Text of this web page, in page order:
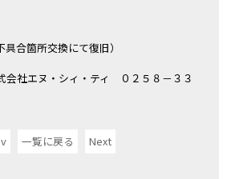
合箇所交換にて復旧）
社エヌ・シィ・ティ ０２５８－３３
一覧に戻る Next